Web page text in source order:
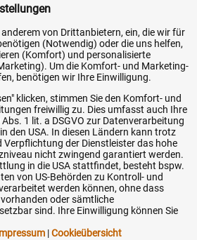
von Drittanbietern, ein, die wir für
(Notwendig) oder die uns helfen,
(Komfort) und personalisierte
Um die Komfort- und Marketing-
benötigen wir Ihre Einwilligung.
klicken, stimmen Sie den Komfort- und
freiwillig zu. Dies umfasst auch Ihre
1 lit. a DSGVO zur Datenverarbeitung
den USA. In diesen Ländern kann trotz
der Dienstleister das hohe
nicht zwingend garantiert werden.
in die USA stattfindet, besteht bspw.
von US-Behörden zu Kontroll- und
werden können, ohne dass
oder sämtliche
sind. Ihre Einwilligung können Sie
|Cookieübersicht